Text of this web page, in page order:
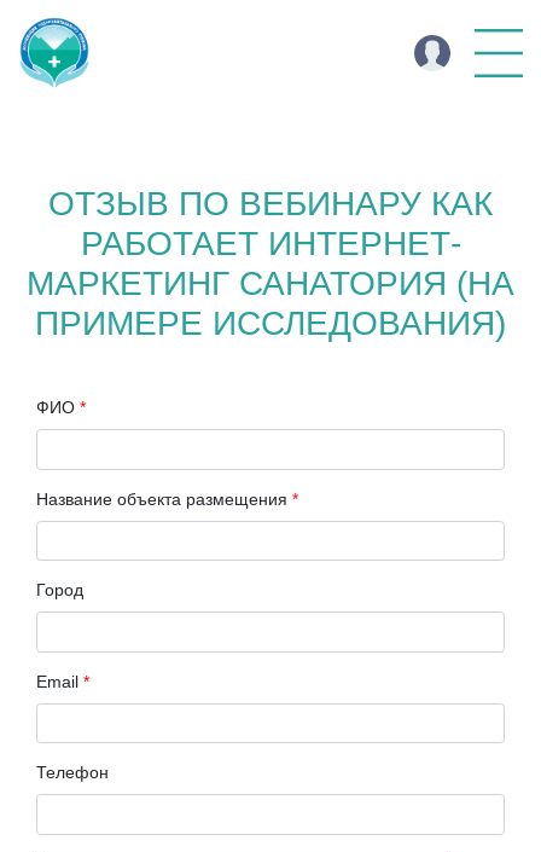
ОТЗЫВ ПО ВЕБИНАРУ КАК
РАБОТАЕТ ИНТЕРНЕТ-
МАРКЕТИНГ САНАТОРИЯ (НА
ПРИМЕРЕ ИССЛЕДОВАНИЯ)
ФИО *
Название объекта размещения *
Город
Email *
Телефон